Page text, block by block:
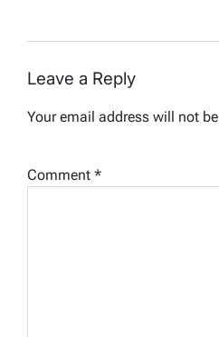
Leave a Reply
Your email address will not
Comment *